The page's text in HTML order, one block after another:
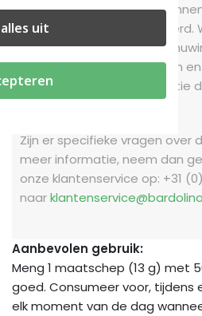
alternatieve verpakking
versheid altijd gegarandeerd.
gebruik alle labels,
van alle producten te lezen
vertrouwen op de informatie
Zijn er specifieke vragen over
meer informatie, neem dan
onze klantenservice op: +31
naar
Aanbevolen gebruik:
Meng 1 maatschep (13 g) met
goed. Consumeer voor, tijdens
elk moment van de dag
uit